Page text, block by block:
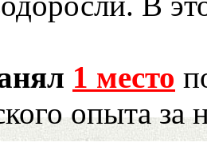
1 место
опыта за